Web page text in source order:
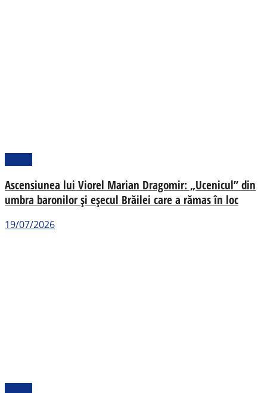
Ascensiunea lui Viorel Marian Dragomir: „Ucenicul” din
umbra baronilor și eșecul Brăilei care a rămas în loc
19/07/2026